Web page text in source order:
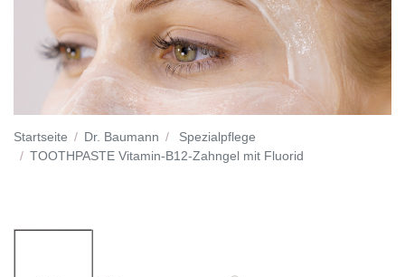
Startseite Dr. Baumann
Spezialpflege
TOOTHPASTE Vitamin-B12-Zahngel mit Fluorid